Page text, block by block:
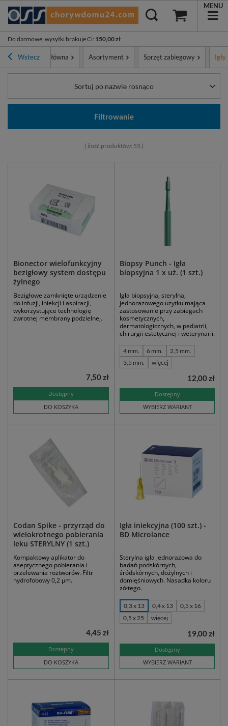
Do darmowej wysyłki brakuje Ci: 150,00 zł
MENU
Wstecz
Strona główna Asortyment Sprzęt zabiegowy Igły
Sortuj po nazwie rosnąco
Filtrowanie
( ilość produktów: 55 )
Bionector wielofunkcyjny
bezigłowy system dostępu
żylnego
Bezigłowe zamknięte urządzenie
do infuzji, iniekcji i aspiracji,
wykorzystujące technologię
zwrotnej membrany podzielnej.
Dostępny
DO KOSZYKA
7,50 zł
Biopsy Punch - Igła
biopsyjna 1 x uż. (1 szt.)
Igła biopsyjna, sterylna,
jednorazowego użytku mająca
zastosowanie przy zabiegach
kosmetycznych,
dermatologicznych, w pediatrii,
chirurgii estetycznej i weterynarii.
4 mm. 6 mm.
2,5 mm.
3,5 mm.
więcej
Dostępny
WYBIERZ WARIANT
12,00 zł
Codan Spike - przyrząd do
wielokrotnego pobierania
leku STERYLNY (1 szt.)
Kompaktowy aplikator do
aseptycznego pobierania i
przelewania roztworów. Filtr
hydrofobowy 0,2 µm.
Dostępny
DO KOSZYKA
4,45 zł
Igła iniekcyjna (100 szt.) -
BD Microlance
Sterylna igła jednorazowa do
badań podskórnych,
śródskórnych, dożylnych i
domięśniowych. Nasadka koloru
żółtego.
0,3 x 13 0,4 x 13
0,5 x 16
0,5 x 25
więcej
Dostępny
WYBIERZ WARIANT
19,00 zł